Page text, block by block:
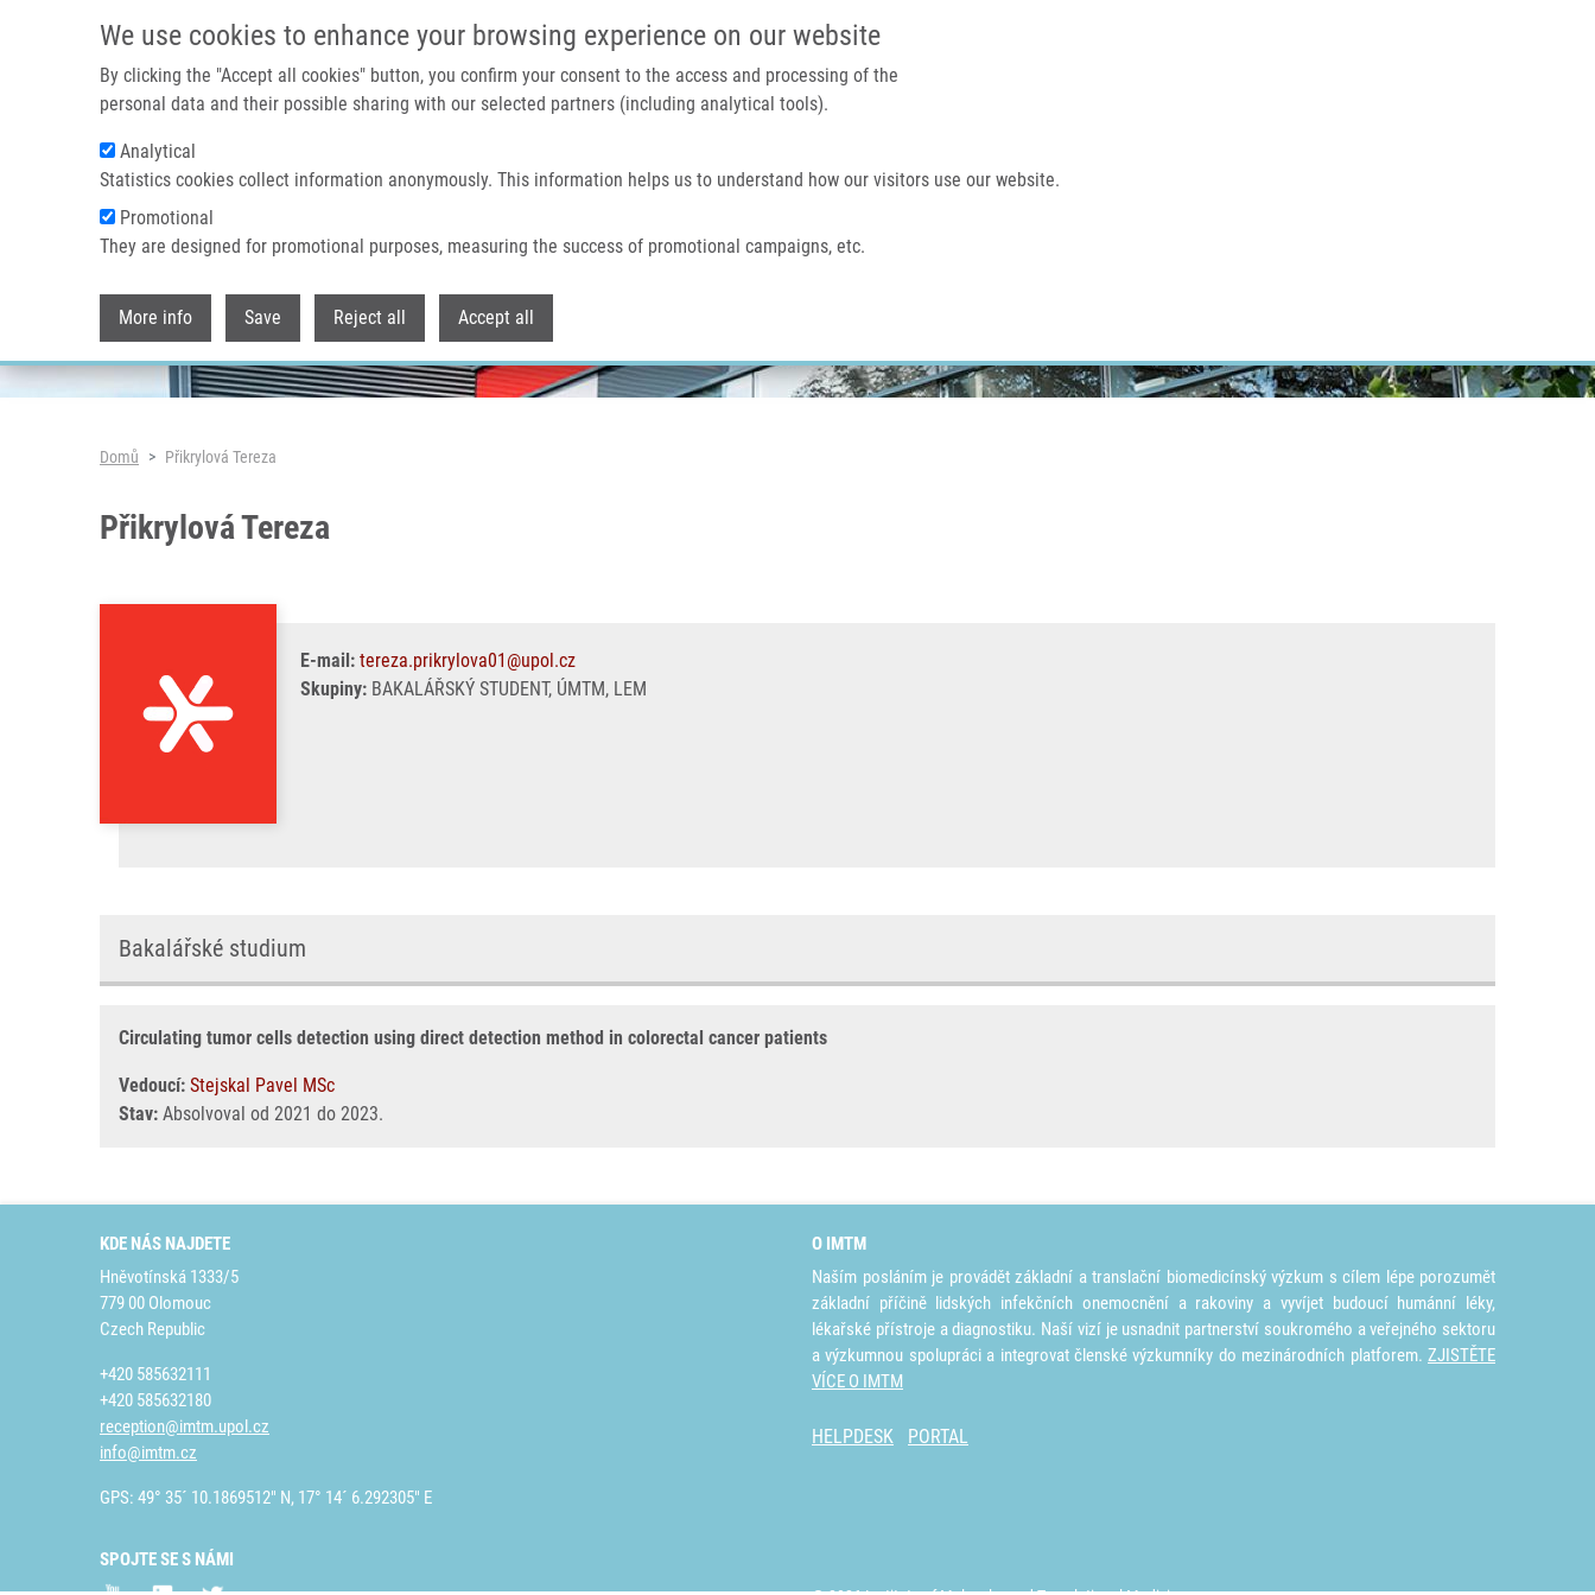
We use cookies to enhance your browsing experience on our website
By clicking the "Accept all cookies" button, you confirm your consent to the access and processing of the
personal data and their possible sharing with our selected partners (including analytical tools).
Analytical
Statistics cookies collect information anonymously. This information helps us to understand how our visitors use our website.
Promotional
They are designed for promotional purposes, measuring the success of promotional campaigns, etc.
More info Save Reject all Accept all
IMTM PORTÁL
Domů O nás
Header image
Drobečková navigace
Domů Přikrylová Tereza
Přikrylová Tereza
E-mail: tereza.prikrylova01@upol.cz
Skupiny: BAKALÁŘSKÝ STUDENT, ÚMTM, LEM
Bakalářské studium
Circulating tumor cells detection using direct detection method in colorectal cancer patients
Vedoucí: Stejskal Pavel MSc
Stav: Absolvoval od 2021 do 2023.
KDE NÁS NAJDETE
Hněvotínská 1333/5
779 00 Olomouc
Czech Republic
+420 585632111
+420 585632180
reception@imtm.upol.cz
info@imtm.cz
GPS: 49° 35´ 10.1869512" N, 17° 14´ 6.292305" E
O IMTM
Naším posláním je provádět základní a translační biomedicínský výzkum s cílem lépe porozumět
základní příčině lidských infekčních onemocnění a rakoviny a vyvíjet budoucí humánní léky,
lékařské přístroje a diagnostiku. Naší vizí je usnadnit partnerství soukromého a veřejného sektoru
a výzkumnou spolupráci a integrovat členské výzkumníky do mezinárodních platforem. ZJISTĚTE
VÍCE O IMTM
HELPDESK PORTAL
SPOJTE SE S NÁMI